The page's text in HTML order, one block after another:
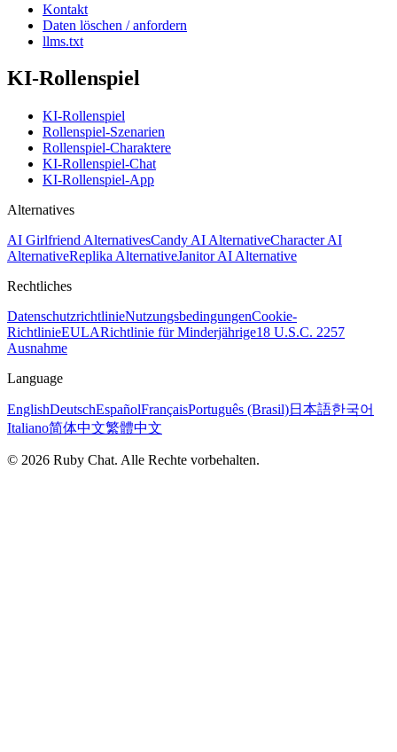
Kontakt
Daten löschen / anfordern
llms.txt
KI-Rollenspiel
KI-Rollenspiel
Rollenspiel-Szenarien
Rollenspiel-Charaktere
KI-Rollenspiel-Chat
KI-Rollenspiel-App
Alternatives
AI Girlfriend AlternativesCandy AI AlternativeCharacter AI
AlternativeReplika AlternativeJanitor AI Alternative
Rechtliches
DatenschutzrichtlinieNutzungsbedingungenCookie-
RichtlinieEULARichtlinie für Minderjährige18 U.S.C. 2257
Ausnahme
Language
EnglishDeutschEspañolFrançaisPortuguês (Brasil)日本語한국어
Italiano简体中文繁體中文
© 2026 Ruby Chat. Alle Rechte vorbehalten.